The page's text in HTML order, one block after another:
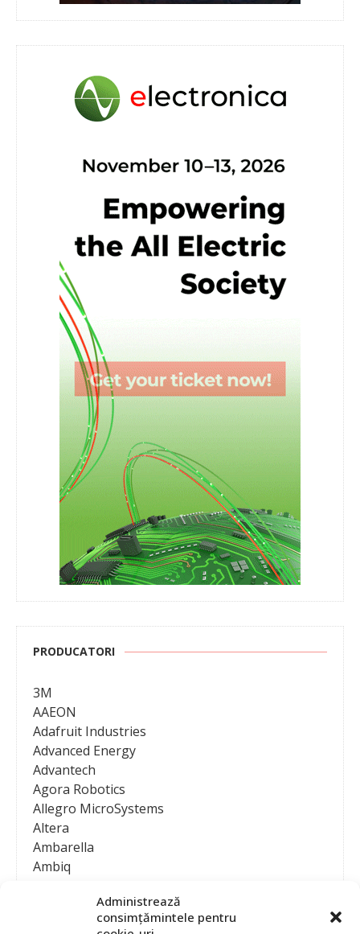
Administrează
consimțămintele pentru
PRODUCATORI
3M
AAEON
Adafruit Industries
Advanced Energy
Advantech
Agora Robotics
Allegro MicroSystems
Altera
Ambarella
Ambiq
Analog Devices